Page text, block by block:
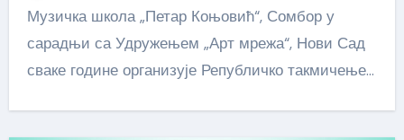
Музичка школа „Петар Коњовић“, Сомбор у
сарадњи са Удружењем „Арт мрежа“, Нови Сад
сваке године организује Републичко такмичење…